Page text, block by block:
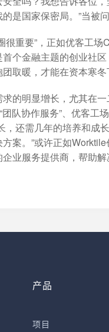
是国家保密局。”当被
很重要”，正如优客工
个金融主题的创业社
取暖，才能在资本寒
的明显增长，尤其在
队协作服务”、优客工
，还需几年的培养和成
案。”或许正如
业服务提供商，帮助
产品
项目